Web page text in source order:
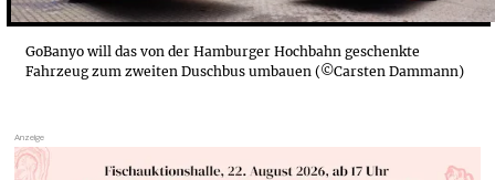
GoBanyo will das von der Hamburger Hochbahn geschenkte
Fahrzeug zum zweiten Duschbus umbauen (©Carsten Dammann)